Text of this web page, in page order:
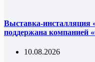
Выставка-инсталляция
поддержана компанией
10.08.2026